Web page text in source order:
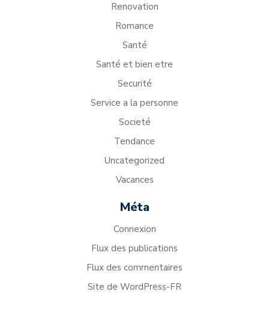
Renovation
Romance
Santé
Santé et bien etre
Securité
Service a la personne
Societé
Tendance
Uncategorized
Vacances
Méta
Connexion
Flux des publications
Flux des commentaires
Site de WordPress-FR